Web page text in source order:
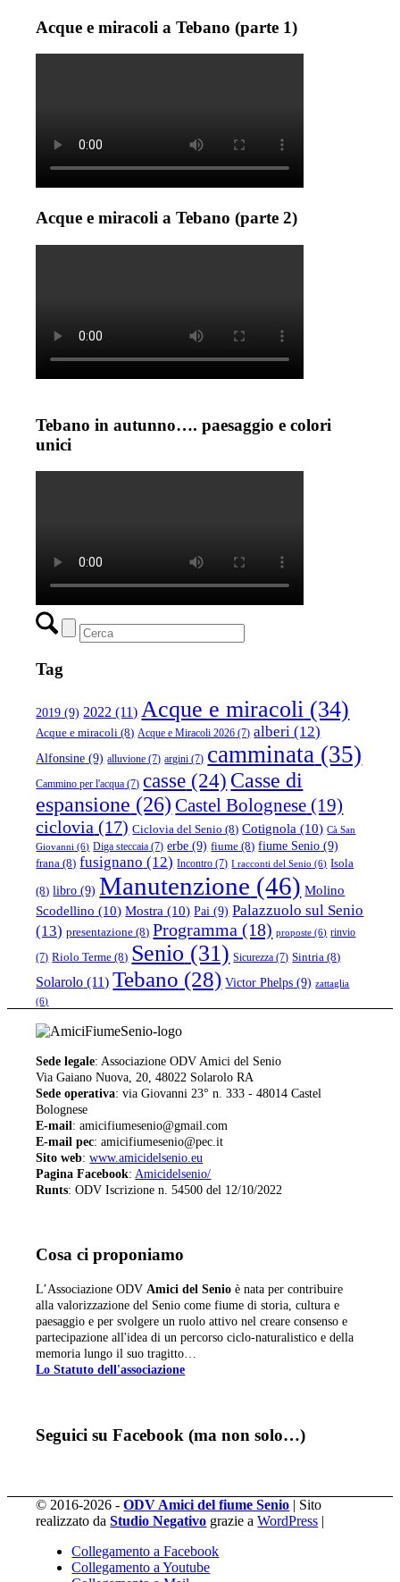
Acque e miracoli a Tebano (parte 1)
Acque e miracoli a Tebano (parte 2)
Tebano in autunno…. paesaggio e colori
unici
Tag
2019 (9) 2022 (11) Acque e miracoli (34)
Acque e miracoli (8) Acque e Miracoli 2026 (7) alberi (12)
Alfonsine (9) alluvione (7) argini (7) camminata (35)
Cammino per l'acqua (7) casse (24) Casse di
espansione (26) Castel Bolognese (19)
ciclovia (17) Ciclovia del Senio (8) Cotignola (10) Cà San
Giovanni (6) Diga steccaia (7) erbe (9) fiume (8) fiume Senio (9)
frana (8) fusignano (12) Incontro (7) I racconti del Senio (6) Isola
(8) libro (9) Manutenzione (46) Molino
Scodellino (10) Mostra (10) Pai (9) Palazzuolo sul Senio
(13) presentazione (8) Programma (18) proposte (6) rinvio
(7) Riolo Terme (8) Senio (31) Sicurezza (7) Sintria (8)
Solarolo (11) Tebano (28) Victor Phelps (9) zattaglia
(6)
Sede legale: Associazione ODV Amici del Senio
Via Gaiano Nuova, 20, 48022 Solarolo RA
Sede operativa: via Giovanni 23° n. 333 - 48014 Castel
Bolognese
E-mail: amicifiumesenio@gmail.com
E-mail pec: amicifiumesenio@pec.it
Sito web:www.amicidelsenio.eu
Pagina Facebook: Amicidelsenio/
Runts: ODV Iscrizione n. 54500 del 12/10/2022
Cosa ci proponiamo
L’Associazione ODVAmici del Senio è nata per contribuire
alla valorizzazione del Senio come fiume di storia, cultura e
paesaggio e per svolgere un ruolo attivo nel creare consenso e
partecipazione all'idea di un percorso ciclo-naturalistico e della
memoria lungo il suo tragitto…
Lo Statuto dell'associazione
Seguici su Facebook (ma non solo…)
© 2016-2026 -ODV Amici del fiume Senio | Sito
realizzato daStudio Negativo grazie aWordPress |
Collegamento a Facebook
Collegamento a Youtube